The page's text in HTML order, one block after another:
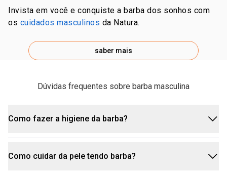
Invista em você e conquiste a barba dos sonhos com
os cuidados masculinos da Natura.
saber mais
skincare para homens
Dúvidas frequentes sobre barba masculina
Como fazer a higiene da barba?
Para fazer a higiene da barba, lave os fios
Como cuidar da pele tendo barba?